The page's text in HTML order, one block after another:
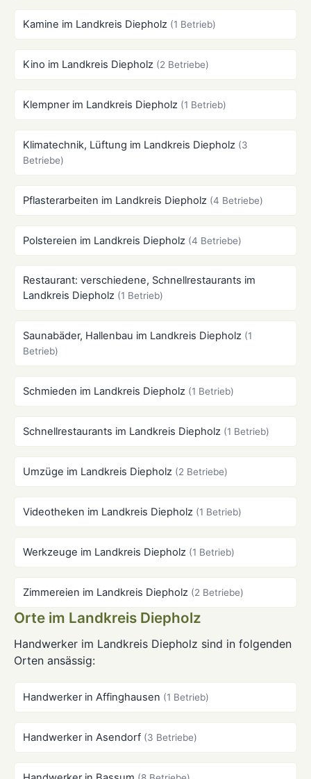
Kamine im Landkreis Diepholz (1 Betrieb)
Kino im Landkreis Diepholz (2 Betriebe)
Klempner im Landkreis Diepholz (1 Betrieb)
Klimatechnik, Lüftung im Landkreis Diepholz (3
Betriebe)
Pflasterarbeiten im Landkreis Diepholz (4 Betriebe)
Polstereien im Landkreis Diepholz (4 Betriebe)
Restaurant: verschiedene, Schnellrestaurants im
Landkreis Diepholz (1 Betrieb)
Saunabäder, Hallenbau im Landkreis Diepholz (1
Betrieb)
Schmieden im Landkreis Diepholz (1 Betrieb)
Schnellrestaurants im Landkreis Diepholz (1 Betrieb)
Umzüge im Landkreis Diepholz (2 Betriebe)
Videotheken im Landkreis Diepholz (1 Betrieb)
Werkzeuge im Landkreis Diepholz (1 Betrieb)
Zimmereien im Landkreis Diepholz (2 Betriebe)
Orte im Landkreis Diepholz
Handwerker im Landkreis Diepholz sind in folgenden
Orten ansässig:
Handwerker in Affinghausen (1 Betrieb)
Handwerker in Asendorf (3 Betriebe)